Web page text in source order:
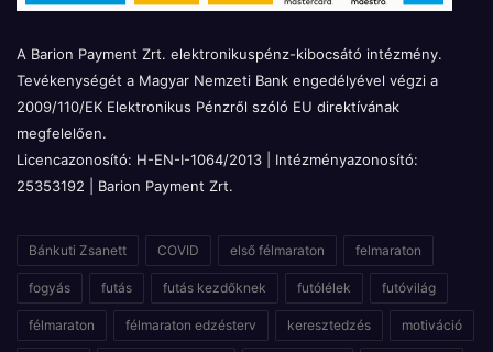
A Barion Payment Zrt. elektronikuspénz-kibocsátó intézmény.
Tevékenységét a Magyar Nemzeti Bank engedélyével végzi a
2009/110/EK Elektronikus Pénzről szóló EU direktívának
megfelelően.
Licencazonosító: H-EN-I-1064/2013 | Intézményazonosító:
25353192 | Barion Payment Zrt.
Bánkuti Zsanett COVID első félmaraton felmaraton
fogyás futás futás kezdőknek futólélek futóvilág
félmaraton félmaraton edzésterv keresztedzés motiváció